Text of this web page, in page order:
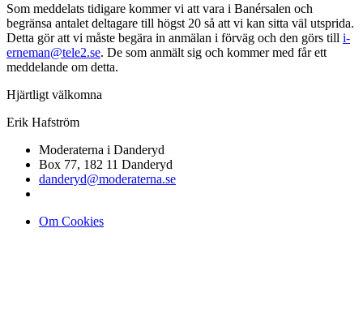
Som meddelats tidigare kommer vi att vara i Banérsalen och
begränsa antalet deltagare till högst 20 så att vi kan sitta väl utsprida.
Detta gör att vi måste begära in anmälan i förväg och den görs till i-
erneman@tele2.se. De som anmält sig och kommer med får ett
meddelande om detta.
Hjärtligt välkomna
Erik Hafström
Moderaterna i Danderyd
Box 77, 182 11 Danderyd
danderyd@moderaterna.se
Om Cookies